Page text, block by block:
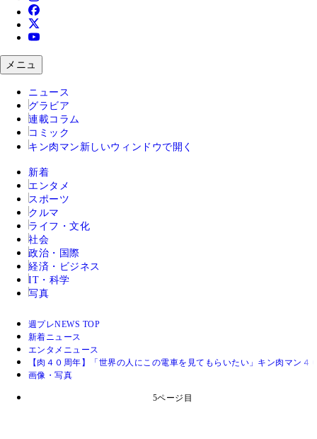
メニュ
ニュース
グラビア
連載コラム
コミック
キン肉マン 新しいウィンドウで開く
新着
エンタメ
スポーツ
クルマ
ライフ・文化
社会
政治・国際
経済・ビジネス
IT・科学
写真
週プレNEWS TOP
新着ニュース
エンタメニュース
【肉４０周年】「世界の人にこの電車を見てもらいたい」キン肉マン
画像・写真
5ページ目